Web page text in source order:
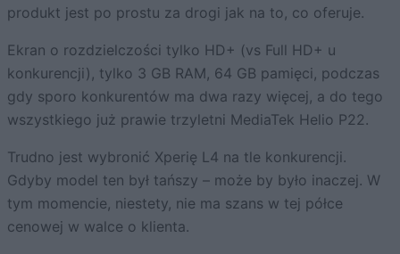
produkt jest po prostu za drogi jak na to, co oferuje.
Ekran o rozdzielczości tylko HD+ (vs Full HD+ u
konkurencji), tylko 3 GB RAM, 64 GB pamięci, podczas
gdy sporo konkurentów ma dwa razy więcej, a do tego
wszystkiego już prawie trzyletni MediaTek Helio P22.
Trudno jest wybronić Xperię L4 na tle konkurencji.
Gdyby model ten był tańszy – może by było inaczej. W
tym momencie, niestety, nie ma szans w tej półce
cenowej w walce o klienta.